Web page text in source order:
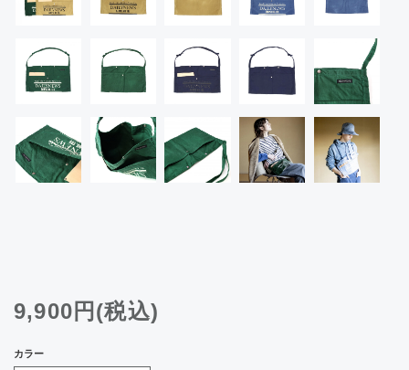
9,900円(税込)
カラー